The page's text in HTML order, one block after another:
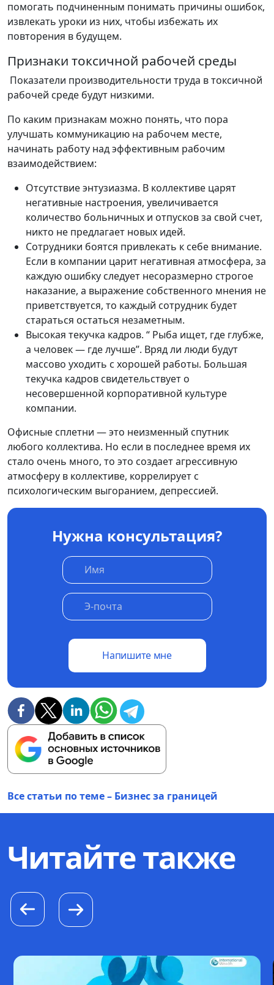
помогать подчиненным понимать причины ошибок,
извлекать уроки из них, чтобы избежать их
повторения в будущем.
Признаки токсичной рабочей среды
Показатели производительности труда в токсичной
рабочей среде будут низкими.
По каким признакам можно понять, что пора
улучшать коммуникацию на рабочем месте,
начинать работу над эффективным рабочим
взаимодействием:
Отсутствие энтузиазма. В коллективе царят
негативные настроения, увеличивается
количество больничных и отпусков за свой счет,
никто не предлагает новых идей.
Сотрудники боятся привлекать к себе внимание.
Если в компании царит негативная атмосфера, за
каждую ошибку следует несоразмерно строгое
наказание, а выражение собственного мнения не
приветствуется, то каждый сотрудник будет
стараться остаться незаметным.
Высокая текучка кадров. “ Рыба ищет, где глубже,
а человек — где лучше”. Вряд ли люди будут
массово уходить с хорошей работы. Большая
текучка кадров свидетельствует о
несовершенной корпоративной культуре
компании.
Офисные сплетни — это неизменный спутник
любого коллектива. Но если в последнее время их
стало очень много, то это создает агрессивную
атмосферу в коллективе, коррелирует с
психологическим выгоранием, депрессией.
Нужна консультация?
Напишите мне
Все статьи по теме – Бизнес за границей
Читайте также